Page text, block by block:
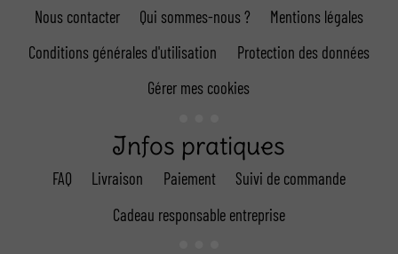
Nous contacter Qui sommes-nous ?
Mentions légales
Conditions générales d'utilisation
Protection des données
Gérer mes cookies
Infos pratiques
FAQ Livraison Paiement
Suivi de commande
Cadeau responsable entreprise